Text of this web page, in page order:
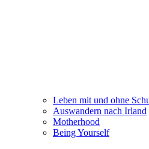
Leben mit und ohne
Auswandern nach Irland
Motherhood
Being Yourself